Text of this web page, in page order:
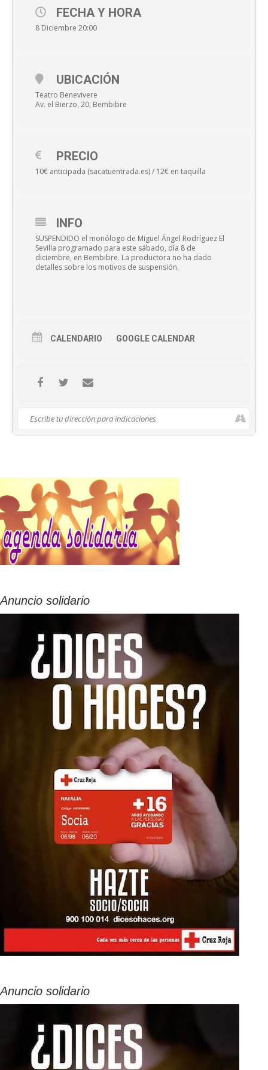
FECHA Y HORA
8 Diciembre 20:00
UBICACIÓN
Teatro Benevivere
Av. el Bierzo, 20, Bembibre
PRECIO
10€ anticipada (sacatuentrada.es) / 12€ en taquilla
INFO
SUSPENDIDO el monólogo de Miguel Ángel Rodríguez El
Sevilla programado para este sábado, día 8 de
diciembre, en Bembibre. La productora no ha dado
detalles sobre los motivos de suspensión.
CALENDARIO GOOGLE CALENDAR
Anuncio solidario
Anuncio solidario